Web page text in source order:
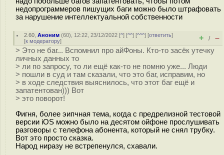
недопрограммеров пишущих баги можно было штрафовать
за нарушение интеллектуальной собственности
2.60 ,Аноним (60), 12:22, 23/12/2022 [^] [^^] [^^^] [ответить]
[к модератору] + / –
> Это не баг... Вспомнил про айФоны. Кто-то засёк утечку
личных данных то
> ли по запросу, то ли ещё как-то не помню уже... Люди
> пошли в суд и там сказали, что это баг, исправим, но
> в ходе следствия выяснилось, что этот баг ещё и
запатентован))) Вот
> это поворот!
Фигня, более эипчная тема, когда с предрелизной тестовой
версии iOS можно было на десятом ойфоне прослушивать
разговоры с телефона абонента, который не снял трубку.
Вот это просто сказка.
Народ ниразу не встрепенулся, схавали.